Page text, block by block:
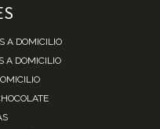
A DOMICILIO
A DOMICILIO